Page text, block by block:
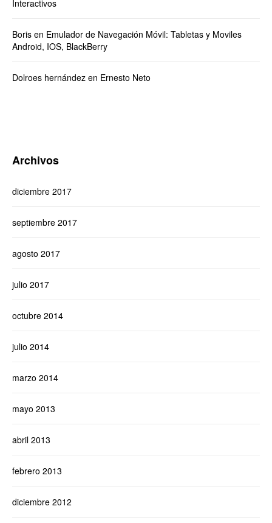
Interactivos
Boris en Emulador de Navegación Móvil: Tabletas y Moviles
Android, IOS, BlackBerry
Dolroes hernández en Ernesto Neto
Archivos
diciembre 2017
septiembre 2017
agosto 2017
julio 2017
octubre 2014
julio 2014
marzo 2014
mayo 2013
abril 2013
febrero 2013
diciembre 2012